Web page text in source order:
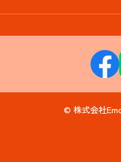
© 株式会社